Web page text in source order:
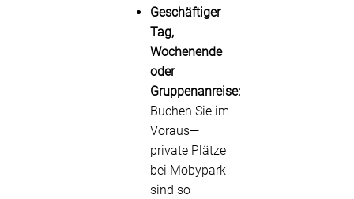
Geschäftiger
Tag,
Wochenende
oder
Gruppenanreise:
Buchen Sie im
Voraus—
private Plätze
bei Mobypark
sind so